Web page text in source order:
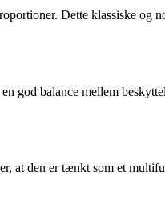
Dette klassiske
god balance mellem
at den er tænkt som et